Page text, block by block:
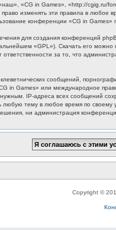
«CG in Games», «http://cgig.ru/
изменять эти правила в
конференции «CG in
для создания конференций
«GPL»). Скачать его можно
за то, что
сообщений,
in Games» или международное
IP-адреса всех сообщений
тему в любое время по
ни администрация
Copyright ©